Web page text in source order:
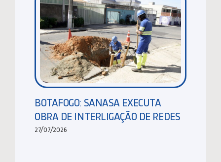
BOTAFOGO: SANASA EXECUTA
OBRA DE INTERLIGAÇÃO DE REDES
27/07/2026